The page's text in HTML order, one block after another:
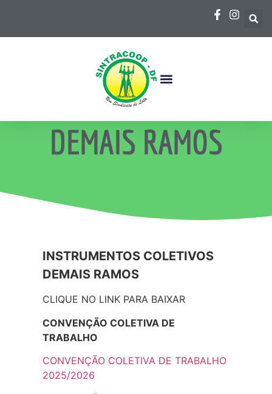
DEMAIS RAMOS
INSTRUMENTOS COLETIVOS
DEMAIS RAMOS
CLIQUE NO LINK PARA BAIXAR
CONVENÇÃO COLETIVA DE
TRABALHO
CONVENÇÃO COLETIVA DE TRABALHO
2025/2026